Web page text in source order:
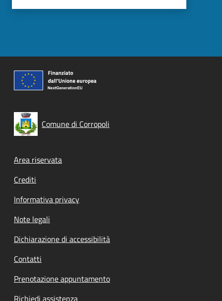
Comune di Corropoli
Footer menu
Area riservata
Crediti
Informativa privacy
Note legali
Dichiarazione di accessibilità
Contatti
Prenotazione appuntamento
Richiedi assistenza